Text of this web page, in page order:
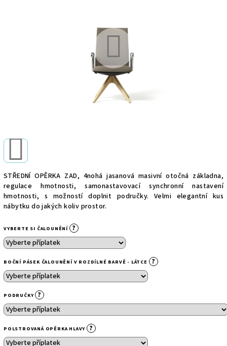
STŘEDNÍ OPĚRKA ZAD, 4nohá jasanová masivní otočná základna,
regulace hmotnosti, samonastavovací synchronní nastavení
hmotnosti, s možností doplnit područky. Velmi elegantní kus
nábytku do jakých koliv prostor.
VYBERTE SI ČALOUNĚNÍ ?
BOČNÍ PÁSEK ČALOUNĚNÍ V ROZDÍLNÉ BARVĚ - LÁTCE ?
PODRUČKY ?
POLSTROVANÁ OPĚRKA HLAVY ?